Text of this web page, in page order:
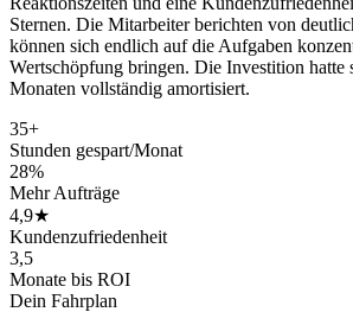
Sternen. Die Mitarbeiter berichten von
können sich endlich auf die Aufgaben
Wertschöpfung bringen. Die Investition hatte
Monaten vollständig amortisiert.
35+
Stunden gespart/Monat
28%
Mehr Aufträge
4,9★
Kundenzufriedenheit
3,5
Monate bis ROI
Dein Fahrplan